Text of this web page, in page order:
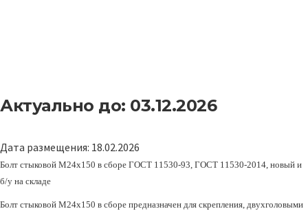
Актуально до: 03.12.2026
Дата размещения: 18.02.2026
Болт стыковой М24х150 в сборе ГОСТ 11530-93, ГОСТ 11530-2014, новый и
б/у на складе
Болт стыковой М24х150 в сборе предназначен для скрепления, двухголовыми